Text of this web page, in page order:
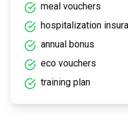
meal vouchers
hospitalization
annual bonus
eco vouchers
training plan